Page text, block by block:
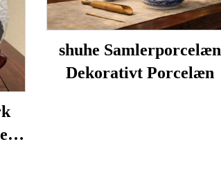
shuhe Samlerporcelæn
Dekorativt Porcelæn